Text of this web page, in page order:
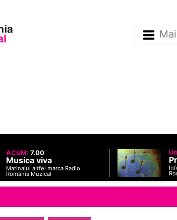
ACUM: 7.00
Musica viva
Matinalul altfel marca Radio
România Muzical